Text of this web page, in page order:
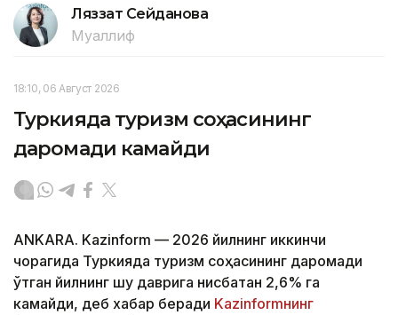
Ляззат Сейданова
Муаллиф
18:10, 06 Август 2026
Туркияда туризм соҳасининг
даромади камайди
ANKARA. Kazinform — 2026 йилнинг иккинчи
чорагида Туркияда туризм соҳасининг даромади
ўтган йилнинг шу даврига нисбатан 2,6% га
камайди, деб хабар беради Kazinformнинг